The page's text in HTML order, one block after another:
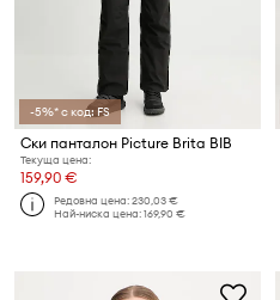
-5%* с код: FS
Ски панталон Picture Brita BIB
Текуща цена:
159,90 €
Редовна цена:230,03 €
Най-ниска цена:169,90 €